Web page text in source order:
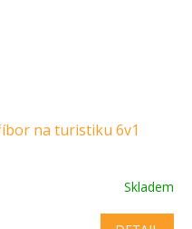
na turistiku 6v1
Skladem